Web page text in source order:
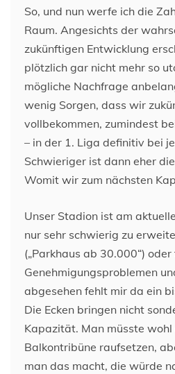
So, und nun werfe ich die
Raum. Angesichts der
zukünftigen Entwicklung
plötzlich gar nicht mehr so
mögliche Nachfrage
wenig Sorgen, dass wir
vollbekommen, zumindest
– in der 1. Liga definitiv bei
Schwieriger ist dann eher
Womit wir zum nächsten
Unser Stadion ist am
nur sehr schwierig zu
(„Parkhaus ab 30.000“)
Genehmigungsproblemen
abgesehen fehlt mir da ein
Die Ecken bringen nicht
Kapazität. Man müsste
Balkontribüne raufsetzen,
man das macht, die würde